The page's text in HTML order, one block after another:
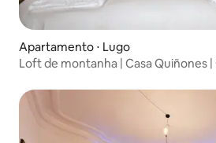
Apartamento ⋅ Lugo
Loft de montanha | Casa Quiñones